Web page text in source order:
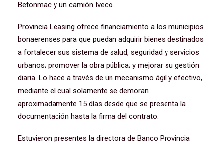
Betonmac y un camión Iveco.
Provincia Leasing ofrece financiamiento a los municipios
bonaerenses para que puedan adquirir bienes destinados
a fortalecer sus sistema de salud, seguridad y servicios
urbanos; promover la obra pública; y mejorar su gestión
diaria. Lo hace a través de un mecanismo ágil y efectivo,
mediante el cual solamente se demoran
aproximadamente 15 días desde que se presenta la
documentación hasta la firma del contrato.
Estuvieron presentes la directora de Banco Provincia